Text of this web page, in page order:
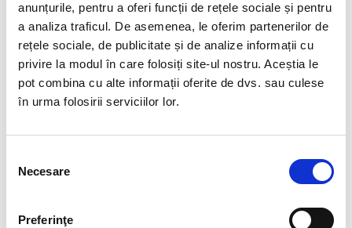
anunțurile, pentru a oferi funcții de rețele sociale și pentru
a analiza traficul. De asemenea, le oferim partenerilor de
rețele sociale, de publicitate și de analize informații cu
privire la modul în care folosiți site-ul nostru. Aceștia le
pot combina cu alte informații oferite de dvs. sau culese
în urma folosirii serviciilor lor.
consimțământului
Necesare
Preferinţe
Printr-un proces eficient de recrutare, clientii
beneficiaza de candidati bine pregatiti si compatibili
cu cultura organizationala si, mai mult, incercam sa
reducem timpul de integrare a noilor angajati,
asigurand continuitate in activitate.ff
CUM V-ATI ADAPTAT LA
MODIFICARILE LEGISLATIVE
DIN ULTIMII ANI IN
TEMPORARE SI CUM AU FOST